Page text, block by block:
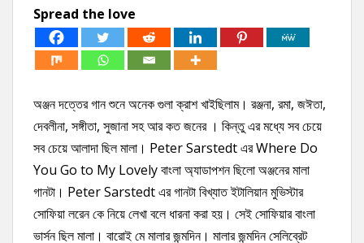
Spread the love
অঞ্জন দত্তের গান শুনে অনেক গুলা ক্রাশ খাইছিলাম। রঞ্জনা, রমা, জঈতা,
দেবলীনা, সঙ্গীতা, সুজানা সহ আর কত জনের । কিন্তু এর মধ্যে সব চেয়ে
সব চেয়ে আলাদা ছিল মালা। Peter Sarstedt এর Where Do
You Go to My Lovely বাংলা অ্যাডাপশন ছিলো অঞ্জনের মালা
গানটা। Peter Sarstedt এর গানটা বিখ্যাত ইটালিয়ান মুভিস্টার
সোফিয়া লরেন কে নিয়ে লেখা বলে ধারনা করা হয়। সেই সোফিয়ার বাংলা
ভার্সন ছিল মালা। বারোই মে মালার জন্মদিন। মালার জন্মদিন সেলিব্রেট